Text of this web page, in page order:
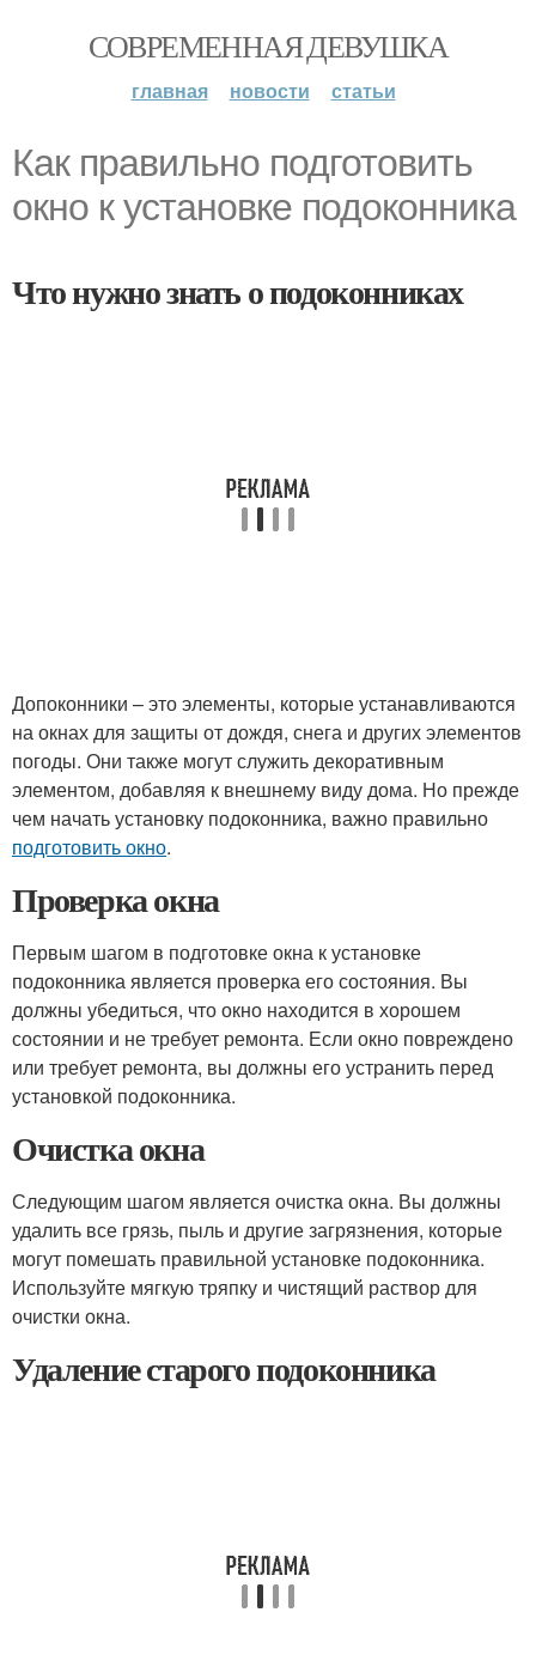
СОВРЕМЕННАЯ ДЕВУШКА
главная новости статьи
Как правильно подготовить
окно к установке подоконника
Что нужно знать о подоконниках
Допоконники – это элементы, которые устанавливаются
на окнах для защиты от дождя, снега и других элементов
погоды. Они также могут служить декоративным
элементом, добавляя к внешнему виду дома. Но прежде
чем начать установку подоконника, важно правильно
подготовить окно.
Проверка окна
Первым шагом в подготовке окна к установке
подоконника является проверка его состояния. Вы
должны убедиться, что окно находится в хорошем
состоянии и не требует ремонта. Если окно повреждено
или требует ремонта, вы должны его устранить перед
установкой подоконника.
Очистка окна
Следующим шагом является очистка окна. Вы должны
удалить все грязь, пыль и другие загрязнения, которые
могут помешать правильной установке подоконника.
Используйте мягкую тряпку и чистящий раствор для
очистки окна.
Удаление старого подоконника